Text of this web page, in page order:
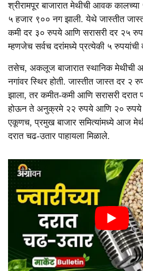
श्रीरामपूर बाजारात मेथीची आवक
५ हजार ९०० नग झाली. येथे जास्तीत
कमी दर ३० रुपये आणि सरासरी दर २५
म्हणजेच सर्वच दरांमध्ये प्रत्येकी ५ रुपयांची
तसेच, अकलूज बाजारात स्थानिक मेथीची
नगांवर स्थिर होती. जास्तीत जास्त दर २
झाला, तर कमीत-कमी आणि सरासरी दरात
होऊन ते अनुक्रमे २२ रुपये आणि २० रुपये
एकूणच, प्रमुख बाजार समित्यांमध्ये आज
दरात चढ-उतार पाहायला मिळाले.